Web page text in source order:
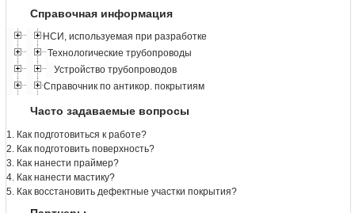
Справочная информация
НСИ, используемая при разработке
Технологические трубопроводы
Устройство трубопроводов
Справочник по антикор. покрытиям
Часто задаваемые вопросы
1. Как подготовиться к работе?
2. Как подготовить поверхность?
3. Как нанести праймер?
4. Как нанести мастику?
5. Как восстановить дефектные участки покрытия?